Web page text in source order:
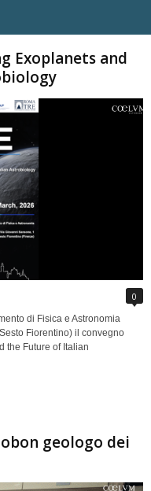
Exoplanets and
0
di Fisica e Astronomia
Fiorentino) il convegno
the Future of Italian
geologo dei